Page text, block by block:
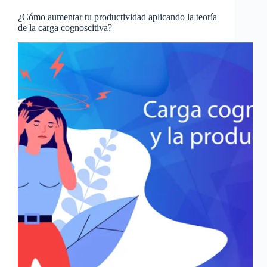
¿Cómo aumentar tu productividad aplicando la teoría
de la carga cognoscitiva?